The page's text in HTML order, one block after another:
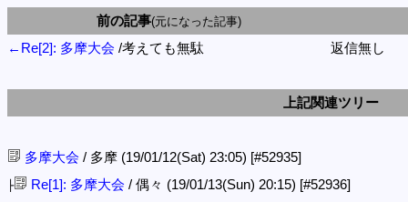
前の記事(元になった記事)
←Re[2]: 多摩大会 /考えても無駄 返信無し
上記関連ツリー
多摩大会 / 多摩 (19/01/12(Sat) 23:05) [#52935]
├ Re[1]: 多摩大会 / 偶々 (19/01/13(Sun) 20:15) [#52936]